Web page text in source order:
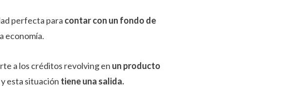
perfecta para contar con un fondo de
economía.
a los créditos revolving en un producto
esta situación tiene una salida.